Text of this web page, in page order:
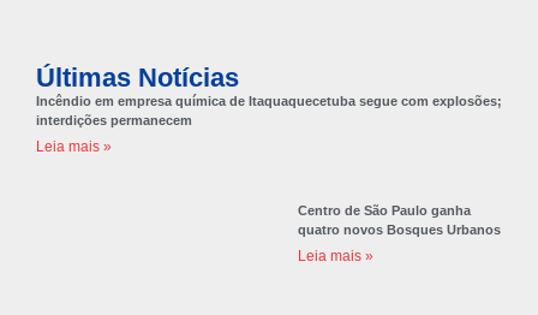
Últimas Notícias
Incêndio em empresa química de Itaquaquecetuba segue com explosões;
interdições permanecem
Leia mais »
Centro de São Paulo ganha
quatro novos Bosques Urbanos
Leia mais »